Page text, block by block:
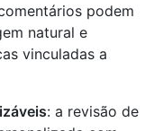
podem
natural e
vinculadas a
: a revisão de